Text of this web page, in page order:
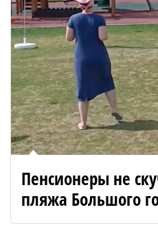
Пенсионеры не
пляжа Большого